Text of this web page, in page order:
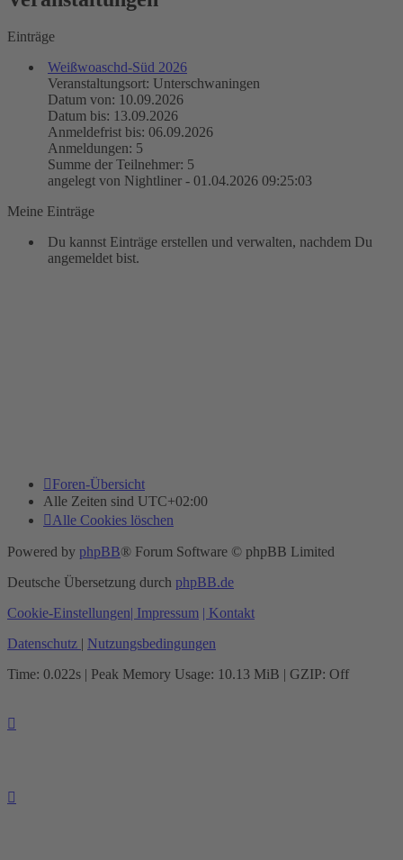
Einträge
Weißwoaschd-Süd 2026
Veranstaltungsort: Unterschwaningen
Datum von: 10.09.2026
Datum bis: 13.09.2026
Anmeldefrist bis: 06.09.2026
Anmeldungen: 5
Summe der Teilnehmer: 5
angelegt von Nightliner - 01.04.2026 09:25:03
Meine Einträge
Du kannst Einträge erstellen und verwalten, nachdem Du
angemeldet bist.
Foren-Übersicht
Alle Zeiten sind UTC+02:00
Alle Cookies löschen
Powered by phpBB® Forum Software © phpBB Limited
Deutsche Übersetzung durch phpBB.de
Cookie-Einstellungen| Impressum | Kontakt
Datenschutz | Nutzungsbedingungen
Time: 0.022s | Peak Memory Usage: 10.13 MiB | GZIP: Off